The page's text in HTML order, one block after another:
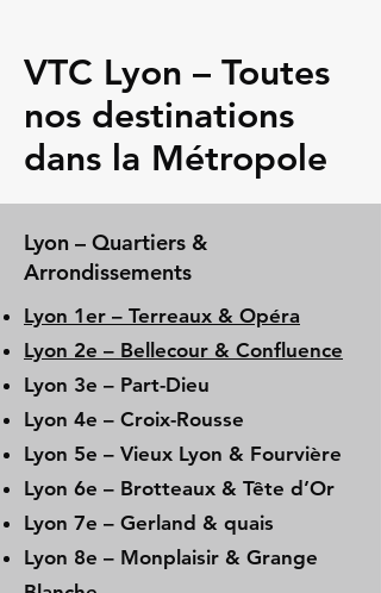
VTC Lyon – Toutes
nos destinations
dans la Métropole
Lyon – Quartiers &
Arrondissements
Lyon 1er – Terreaux & Opéra
Lyon 2e – Bellecour & Confluence
Lyon 3e – Part-Dieu
Lyon 4e – Croix-Rousse
Lyon 5e – Vieux Lyon & Fourvière
Lyon 6e – Brotteaux & Tête d’Or
Lyon 7e – Gerland & quais
Lyon 8e – Monplaisir & Grange